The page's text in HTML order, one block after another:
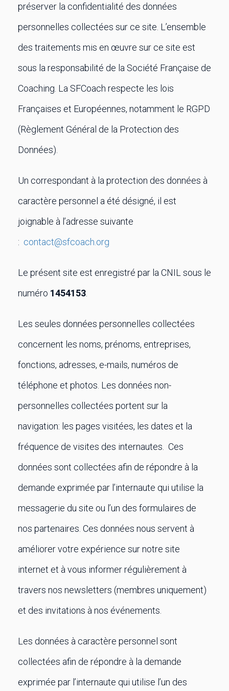
préserver la confidentialité des données
personnelles collectées sur ce site. L’ensemble
des traitements mis en œuvre sur ce site est
sous la responsabilité de la Société Française de
Coaching. La SFCoach respecte les lois
Françaises et Européennes, notamment le RGPD
(Règlement Général de la Protection des
Données).
Un correspondant à la protection des données à
caractère personnel a été désigné, il est
joignable à l’adresse suivante
: contact@sfcoach.org
Le présent site est enregistré par la CNIL sous le
numéro 1454153
Les seules données personnelles collectées
concernent les noms, prénoms, entreprises,
fonctions, adresses, e-mails, numéros de
téléphone et photos. Les données non-
personnelles collectées portent sur la
navigation: les pages visitées, les dates et la
fréquence de visites des internautes. Ces
données sont collectées afin de répondre à la
demande exprimée par l’internaute qui utilise la
messagerie du site ou l’un des formulaires de
nos partenaires. Ces données nous servent à
améliorer votre expérience sur notre site
internet et à vous informer régulièrement à
travers nos newsletters (membres uniquement)
et des invitations à nos événements.
Les données à caractère personnel sont
collectées afin de répondre à la demande
exprimée par l’internaute qui utilise l’un des